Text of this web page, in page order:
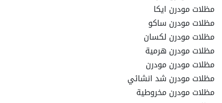
مظلات مودرن ايكا
مظلات مودرن ساكو
مظلات مودرن لكسان
مظلات مودرن هرمية
مظلات مودرن مودرن
مظلات مودرن شد انشائي
مظلات مودرن مخروطية